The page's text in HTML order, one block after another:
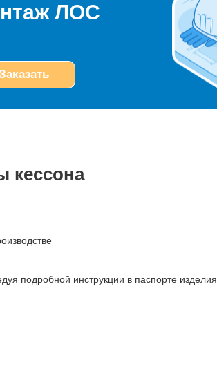
ЛОС
кессона
подробной инструкции в паспорте изделия.